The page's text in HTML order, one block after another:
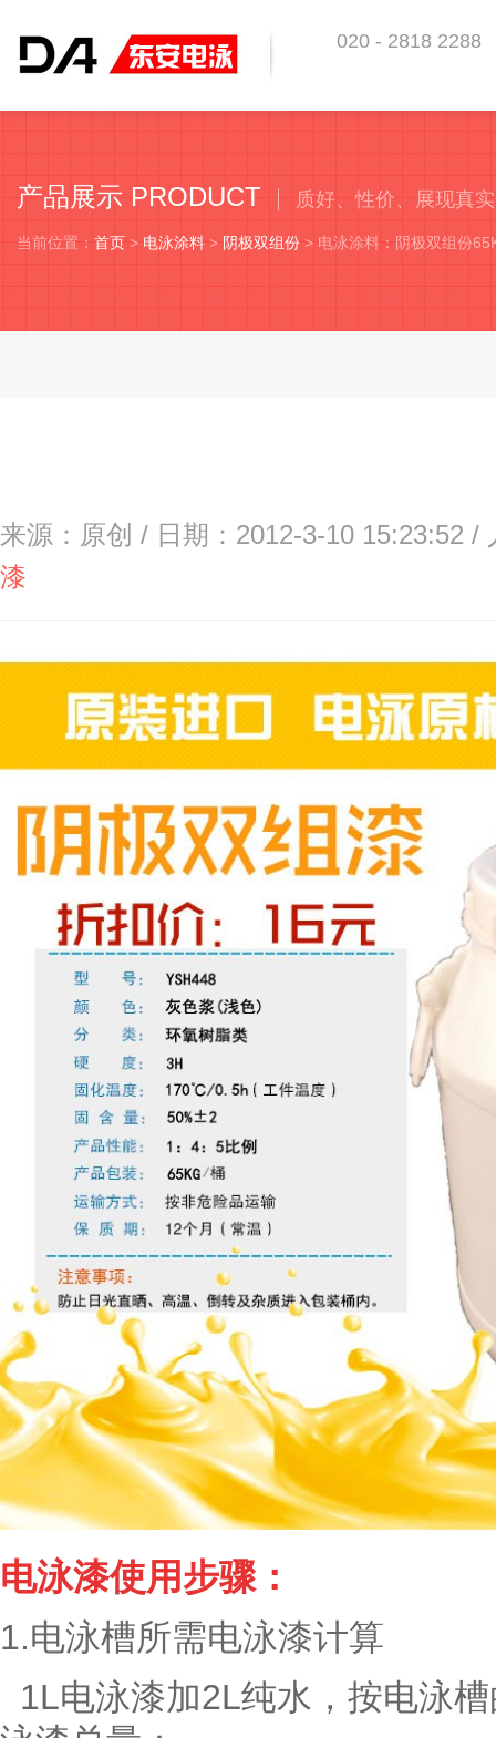
020 - 2818 2288
产品展示 PRODUCT 质好、性价、展现真实
当前位置： 首页 > 电泳涂料 > 阴极双组份 > 电泳涂料：阴极双组份
来源：原创 / 日期：2012-3-10 15:23:52 /
漆
电泳漆使用步骤：
1.电泳槽所需电泳漆计算
1L电泳漆加2L纯水，按电泳